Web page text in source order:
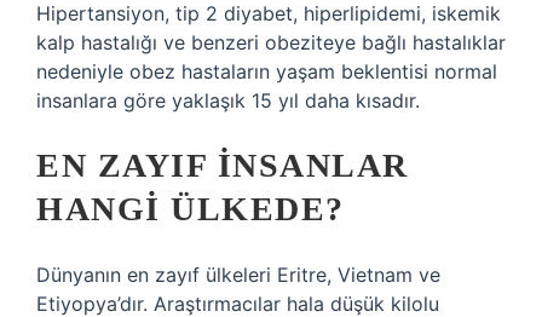
Hipertansiyon, tip 2 diyabet, hiperlipidemi, iskemik
kalp hastalığı ve benzeri obeziteye bağlı hastalıklar
nedeniyle obez hastaların yaşam beklentisi normal
insanlara göre yaklaşık 15 yıl daha kısadır.
EN ZAYIF INSANLAR
HANGI ÜLKEDE?
Dünyanın en zayıf ülkeleri Eritre, Vietnam ve
Etiyopya’dır. Araştırmacılar hala düşük kilolu